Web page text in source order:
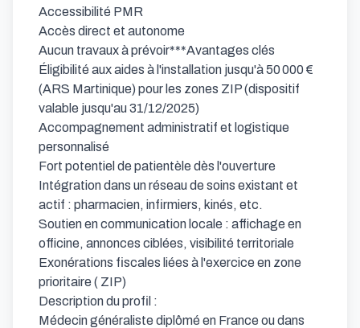
Accessibilité PMR
Accès direct et autonome
Aucun travaux à prévoir***Avantages clés
Éligibilité aux aides à l'installation jusqu'à 50 000 €
(ARS Martinique) pour les zones ZIP (dispositif
valable jusqu'au 31/12/2025)
Accompagnement administratif et logistique
personnalisé
Fort potentiel de patientèle dès l'ouverture
Intégration dans un réseau de soins existant et
actif : pharmacien, infirmiers, kinés, etc.
Soutien en communication locale : affichage en
officine, annonces ciblées, visibilité territoriale
Exonérations fiscales liées à l'exercice en zone
prioritaire ( ZIP)
Description du profil :
Médecin généraliste diplômé en France ou dans